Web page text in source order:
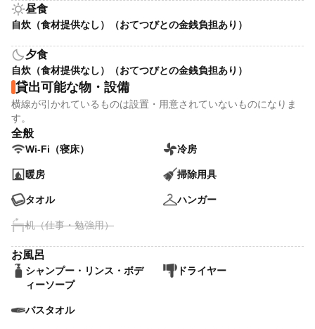
sunny昼食
自炊（食材提供なし）（おてつびとの金銭負担あり）
bedtime夕食
自炊（食材提供なし）（おてつびとの金銭負担あり）
貸出可能な物・設備
横線が引かれているものは設置・用意されていないものになりま
す。
全般
Wi-Fi（寝床） 冷房
暖房 掃除用具
タオル ハンガー
机（仕事・勉強用）
お風呂
シャンプー・リンス・ボデ
ィーソープ
ドライヤー
バスタオル